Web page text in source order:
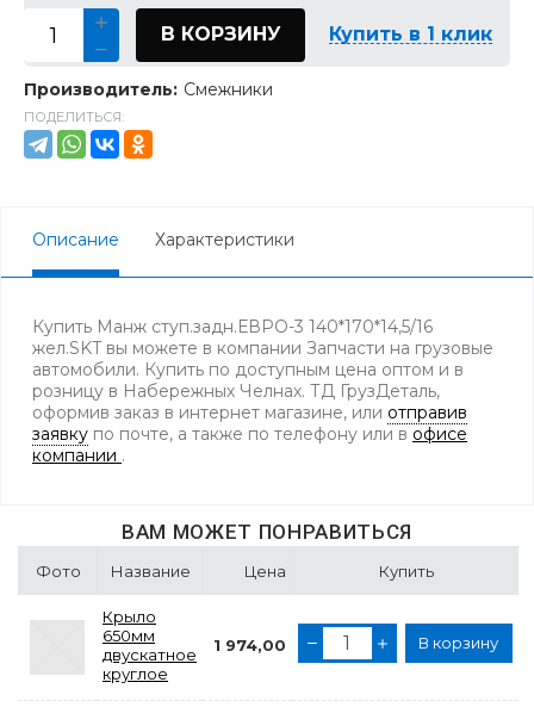
В КОРЗИНУ Купить в 1 клик
Производитель: Смежники
ПОДЕЛИТЬСЯ:
Описание Характеристики
Купить Манж ступ.задн.ЕВРО-3 140*170*14,5/16
жел.SKT вы можете в компании Запчасти на грузовые
автомобили. Купить по доступным цена оптом и в
розницу в Набережных Челнах. ТД ГрузДеталь,
оформив заказ в интернет магазине, или отправив
заявку по почте, а также по телефону или в офисе
компании .
ВАМ МОЖЕТ ПОНРАВИТЬСЯ
Фото Название Цена Купить
Крыло
650мм
двускатное
круглое
1 974,00 В корзину